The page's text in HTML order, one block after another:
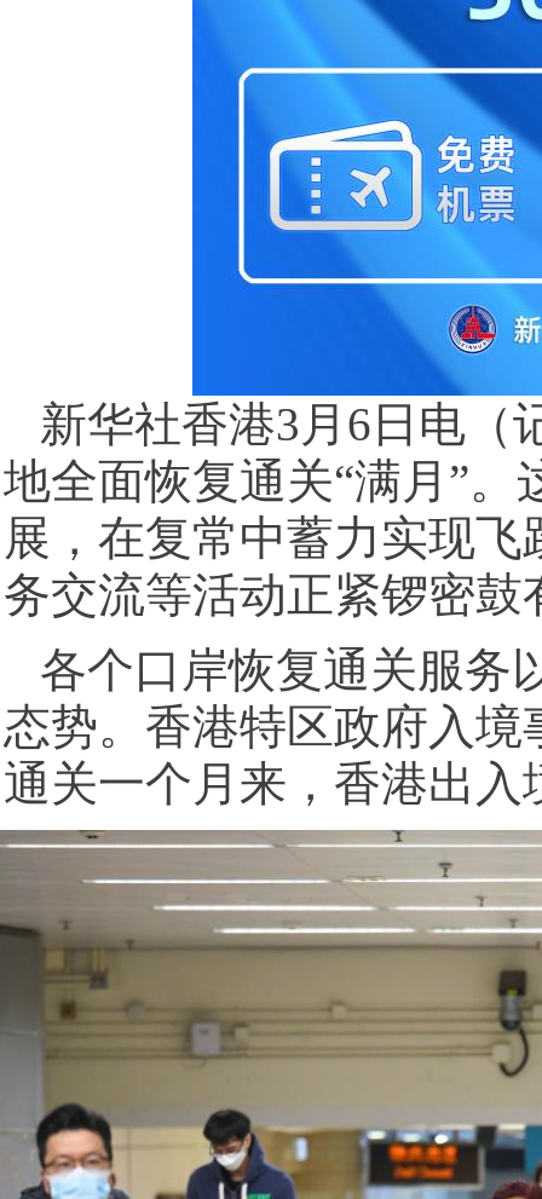
新华社香港3月6日电（
地全面恢复通关“满月”
展，在复常中蓄力实现
务交流等活动正紧锣密
各个口岸恢复通关服务
态势。香港特区政府入
通关一个月来，香港出